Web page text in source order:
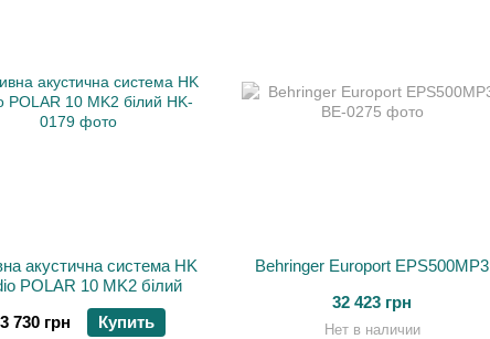
акустична система HK
POLAR 10 MK2 білий
730 грн
Купить
Behringer Europort EPS500MP3
32 423 грн
Нет в наличии